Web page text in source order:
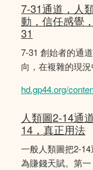
7-31通道，人
動，信任感覺
31
7-31 創始者的通
向，在複雜的現
hd.gp44.org/
人類圖2-14通
14，真正用法
一般人類圖把2-
為賺錢天賦。第